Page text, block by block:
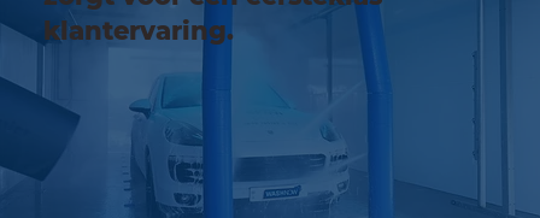
klantervaring.